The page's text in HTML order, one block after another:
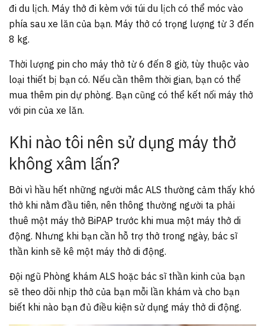
đi du lịch. Máy thở đi kèm với túi du lịch có thể móc vào
phía sau xe lăn của bạn. Máy thở có trọng lượng từ 3 đến
8 kg.
Thời lượng pin cho máy thở từ 6 đến 8 giờ, tùy thuộc vào
loại thiết bị bạn có. Nếu cần thêm thời gian, bạn có thể
mua thêm pin dự phòng. Bạn cũng có thể kết nối máy thở
với pin của xe lăn.
Khi nào tôi nên sử dụng máy thở
không xâm lấn?
Bởi vì hầu hết những người mắc ALS thường cảm thấy khó
thở khi nằm đầu tiên, nên thông thường người ta phải
thuê một máy thở BiPAP trước khi mua một máy thở di
động. Nhưng khi bạn cần hỗ trợ thở trong ngày, bác sĩ
thần kinh sẽ kê một máy thở di động.
Đội ngũ Phòng khám ALS hoặc bác sĩ thần kinh của bạn
sẽ theo dõi nhịp thở của bạn mỗi lần khám và cho bạn
biết khi nào bạn đủ điều kiện sử dụng máy thở di động.